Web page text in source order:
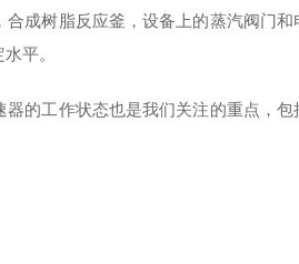
成树脂反应釜，设备上的蒸汽阀门
平。
的工作状态也是我们关注的重点，